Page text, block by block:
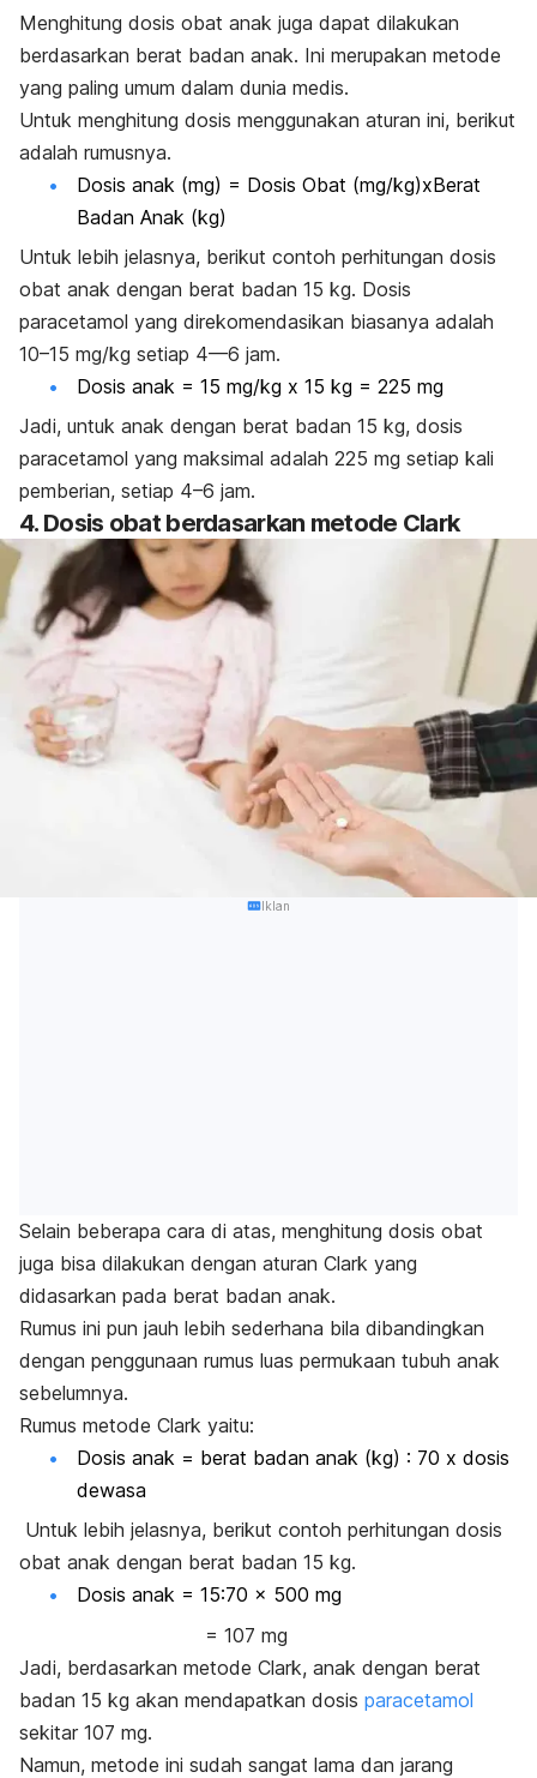
Menghitung dosis obat anak juga dapat dilakukan
berdasarkan berat badan anak. Ini merupakan metode
yang paling umum dalam dunia medis.
Untuk menghitung dosis menggunakan aturan ini, berikut
adalah rumusnya.
Dosis anak (mg) = Dosis Obat (mg/kg)xBerat
Badan Anak (kg)
Untuk lebih jelasnya, berikut contoh perhitungan dosis
obat anak dengan berat badan 15 kg. Dosis
paracetamol yang direkomendasikan biasanya adalah
10–15 mg/kg setiap 4—6 jam.
Dosis anak = 15 mg/kg x 15 kg = 225 mg
Jadi, untuk anak dengan berat badan 15 kg, dosis
paracetamol yang maksimal adalah 225 mg setiap kali
pemberian, setiap 4–6 jam.
4. Dosis obat berdasarkan metode Clark
Iklan
Selain beberapa cara di atas, menghitung dosis obat
juga bisa dilakukan dengan aturan Clark yang
didasarkan pada berat badan anak.
Rumus ini pun jauh lebih sederhana bila dibandingkan
dengan penggunaan rumus luas permukaan tubuh anak
sebelumnya.
Rumus metode Clark yaitu:
Dosis anak = berat badan anak (kg) : 70 x dosis
dewasa
Untuk lebih jelasnya, berikut contoh perhitungan dosis
obat anak dengan berat badan 15 kg.
Dosis anak = 15:70 x 500 mg
= 107 mg
Jadi, berdasarkan metode Clark, anak dengan berat
badan 15 kg akan mendapatkan dosis paracetamol
sekitar 107 mg.
Namun, metode ini sudah sangat lama dan jarang